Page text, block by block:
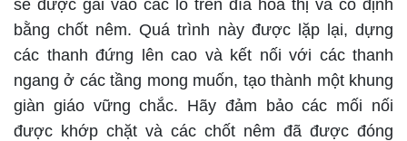
sẽ được gài vào các lỗ trên đĩa hoa thị và cố định
bằng chốt nêm. Quá trình này được lặp lại, dựng
các thanh đứng lên cao và kết nối với các thanh
ngang ở các tầng mong muốn, tạo thành một khung
giàn giáo vững chắc. Hãy đảm bảo các mối nối
được khớp chặt và các chốt nêm đã được đóng